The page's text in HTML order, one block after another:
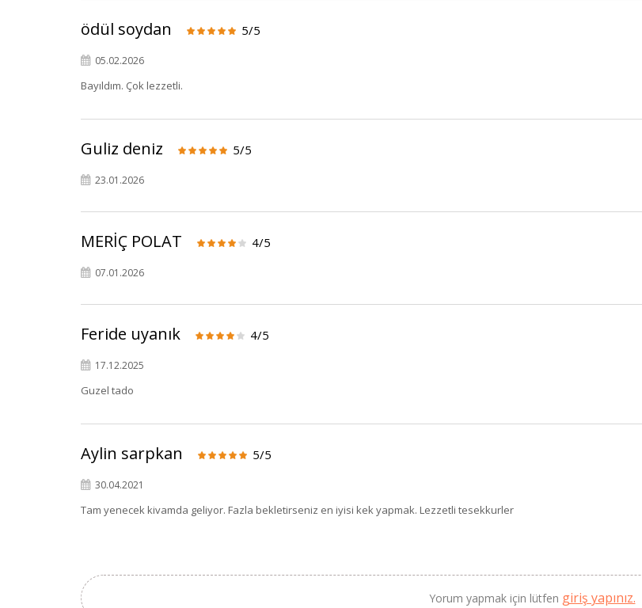
ödül soydan 5/5
05.02.2026
Bayıldım. Çok lezzetli.
Guliz deniz 5/5
23.01.2026
MERİÇ POLAT 4/5
07.01.2026
Feride uyanık 4/5
17.12.2025
Guzel tado
Aylin sarpkan 5/5
30.04.2021
Tam yenecek kivamda geliyor. Fazla bekletirseniz en iyisi kek yapmak. Lezzetli tesekkurler
Yorum yapmak için lütfen giriş yapınız.